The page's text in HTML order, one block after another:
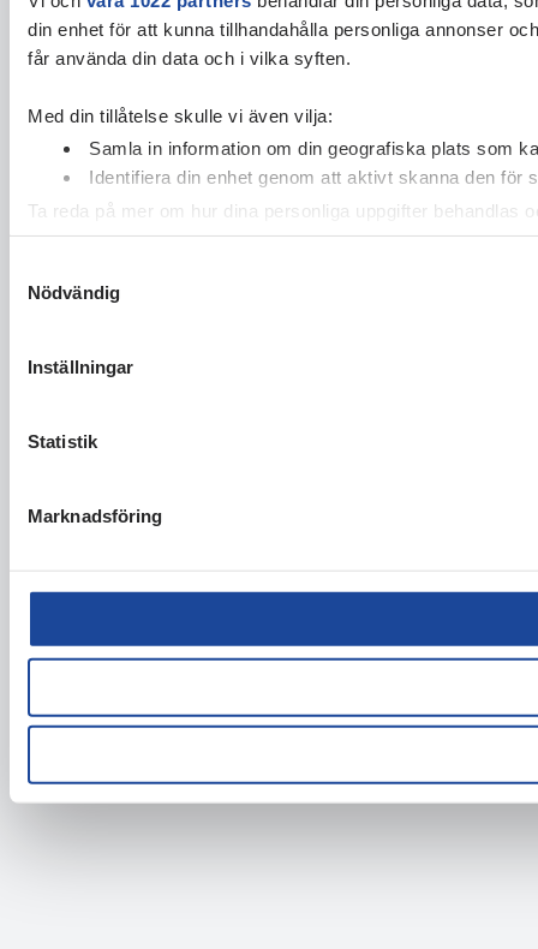
din enhet för att kunna tillhandahålla personliga annonser
får använda din data och i vilka syften.
Med din tillåtelse skulle vi även vilja:
Samla in information om din geografiska plats som
Identifiera din enhet genom att aktivt skanna den för
Ta reda på mer om hur dina personliga uppgifter behandlas
cookie-förklaringen.
Vi använder enhetsidentifierare för att anpassa innehållet
Nödvändig
Inställningar
Statistik
Marknadsföring